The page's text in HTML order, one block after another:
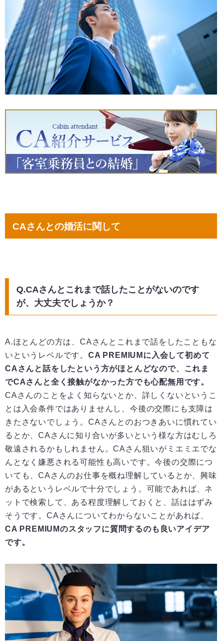
CAさんとの婚活に関して
Q.CAさんとこれまで話したことがないのです
が、大丈夫でしょうか？
A.ほとんどの方は、CAさんとこれまで話をしたこともな
いというレベルです。CA PREMIUMに入会して初めて
CAさんと話をしたという方がほとんどなので、これま
でCAさんと全く接触がなかった方でも心配無用です。
CAさんのことをよく知らないとか、詳しくないというこ
とは入会条件ではありませんし、今後の交際にも支障は
きたさないでしょう。CAさんとのおつきあいに慣れてい
るとか、CAさんに知り合いが多いという様な方はむしろ
敬遠されるかもしれません。CAさん狙いがミエミエでな
んとなく嫌悪される可能性も高いです。今後の交際につ
いても、CAさんのお仕事を概ね理解しているとか、興味
があるというレベルで十分でしょう。可能であれば、ネ
ットで検索して、ある程度理解しておくと、話ははずみ
そうです。CAさんについてわからないことがあれば、
CA PREMIUMのスタッフに質問するのも良いアイデア
です。